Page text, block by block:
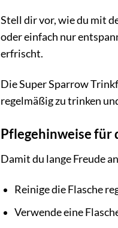
Stell dir vor, wie du mit
oder einfach nur
erfrischt.
Die Super Sparrow
regelmäßig zu trinken
Pflegehinweise für
Damit du lange Freude
Reinige die Flasche
Verwende eine